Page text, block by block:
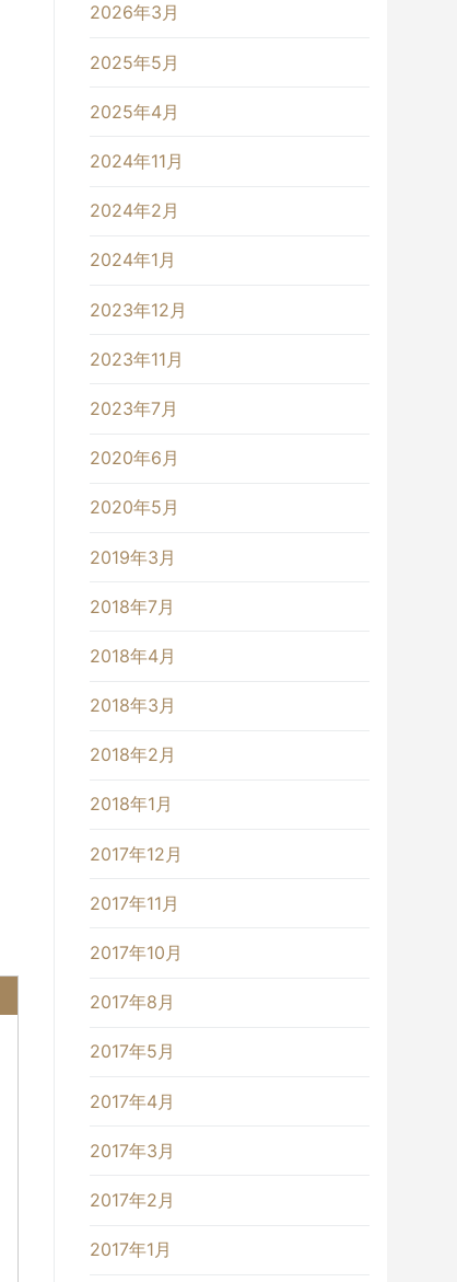
2026年3月
2025年5月
2025年4月
2024年11月
2024年2月
2024年1月
2023年12月
2023年11月
2023年7月
2020年6月
2020年5月
2019年3月
2018年7月
2018年4月
2018年3月
2018年2月
2018年1月
2017年12月
2017年11月
2017年10月
2017年8月
2017年5月
2017年4月
2017年3月
2017年2月
2017年1月